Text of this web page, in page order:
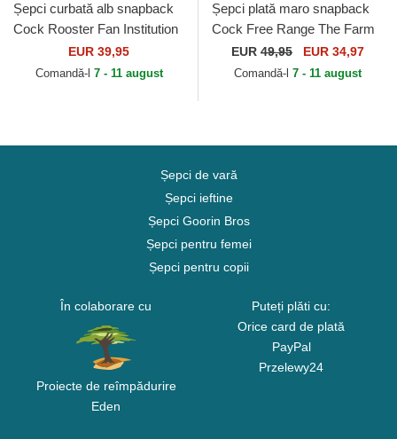
Șepci curbată alb snapback
Cock Rooster Fan Institution
Ball Club Global Core Denim
The Farm...
EUR 39,95
Comandă-l 7 - 11 august
Șepci plată maro snapback
Cock Free Range The Farm
Flats The Farm Goorin Bros.
EUR 49,95 EUR 34,97
Comandă-l 7 - 11 august
Șepci de vară
Șepci ieftine
Șepci Goorin Bros
Șepci pentru femei
Șepci pentru copii
În colaborare cu
Proiecte de reîmpădurire
Eden
Puteți plăti cu:
Orice card de plată
PayPal
Przelewy24